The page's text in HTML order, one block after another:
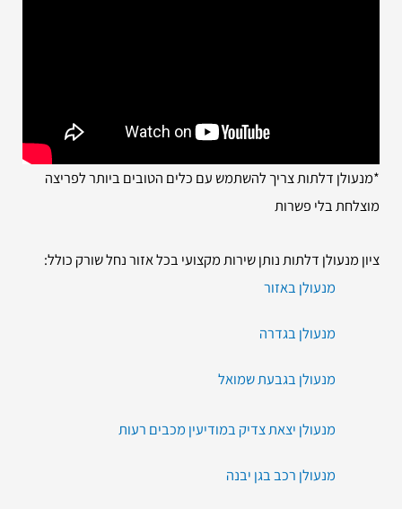
*מנעולן דלתות צריך להשתמש עם כלים הטובים ביותר לפריצה
מוצלחת בלי פשרות
ציון מנעולן דלתות נותן שירות מקצועי בכל אזור נחל שורק כולל:
מנעולן באזור
מנעולן בגדרה
מנעולן בגבעת שמואל
מנעולן יצאת צדיק במודיעין מכבים רעות
מנעולן רכב בגן יבנה